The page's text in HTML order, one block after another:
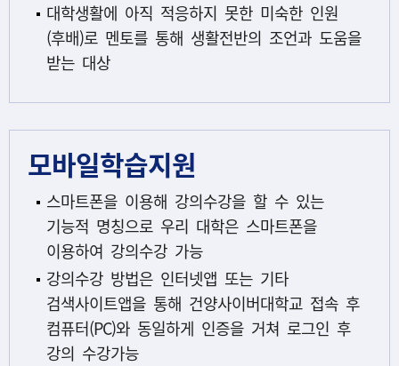
대학생활에 아직 적응하지 못한 미숙한 인원
(후배)로 멘토를 통해 생활전반의 조언과 도움을
받는 대상
모바일학습지원
스마트폰을 이용해 강의수강을 할 수 있는
기능적 명칭으로 우리 대학은 스마트폰을
이용하여 강의수강 가능
강의수강 방법은 인터넷앱 또는 기타
검색사이트앱을 통해 건양사이버대학교 접속 후
컴퓨터(PC)와 동일하게 인증을 거쳐 로그인 후
강의 수강가능